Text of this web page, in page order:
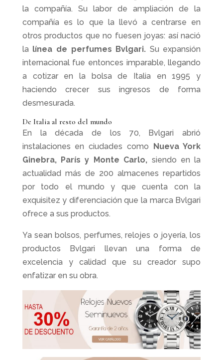
la compañía. Su labor de ampliación de la
compañía es lo que la llevó a centrarse en
otros productos que no fuesen joyas: así nació
la línea de perfumes Bvlgari. Su expansión
internacional fue entonces imparable, llegando
a cotizar en la bolsa de Italia en 1995 y
haciendo crecer sus ingresos de forma
desmesurada.
De Italia al resto del mundo
En la década de los 70, Bvlgari abrió
instalaciones en ciudades como
Nueva York
Ginebra, París y Monte Carlo, siendo en la
actualidad más de 200 almacenes repartidos
por todo el mundo y que cuenta con la
exquisitez y diferenciación que la marca Bvlgari
ofrece a sus productos.
Ya sean bolsos, perfumes, relojes o joyería, los
productos Bvlgari llevan una forma de
excelencia y calidad que su creador supo
enfatizar en su obra.